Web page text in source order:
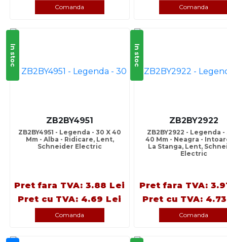
Comanda Comanda
In stoc
ZB2BY4951
ZB2BY4951 - Legenda - 30 X 40
Mm - Alba - Ridicare, Lent,
Schneider Electric
Pret fara TVA: 3.88 Lei
Pret cu TVA: 4.69 Lei
Comanda
In stoc
ZB2BY2922
ZB2BY2922 - Legenda -
40 Mm - Neagra -
La Stanga, Lent,
Electric
Pret fara TVA:
Pret cu TVA:
Comanda